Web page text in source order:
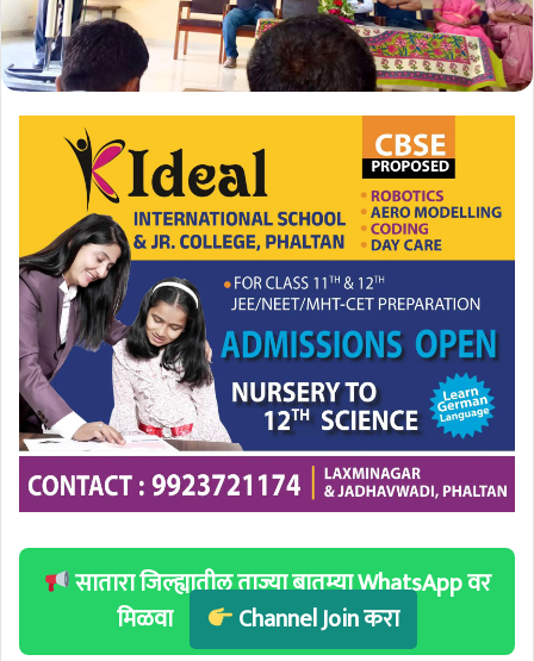
सातारा जिल्ह्यातील ताज्या बातम्या WhatsApp वर
मिळवा
Channel Join करा